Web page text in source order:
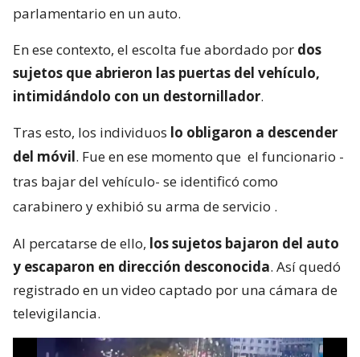
parlamentario en un auto.
En ese contexto, el escolta fue abordado por dos
sujetos que abrieron las puertas del vehículo,
intimidándolo con un destornillador.
Tras esto, los individuos lo obligaron a descender
del móvil. Fue en ese momento que el funcionario -
tras bajar del vehículo- se identificó como
carabinero y exhibió su arma de servicio .
Al percatarse de ello, los sujetos bajaron del auto
y escaparon en dirección desconocida. Así quedó
registrado en un video captado por una cámara de
televigilancia.